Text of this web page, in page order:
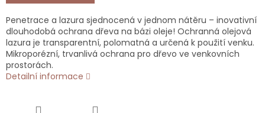
Penetrace a lazura sjednocená v jednom nátěru – inovativní
dlouhodobá ochrana dřeva na bázi oleje! Ochranná olejová
lazura je transparentní, polomatná a určená k použití venku.
Mikroporézní, trvanlivá ochrana pro dřevo ve venkovních
prostorách.
Detailní informace